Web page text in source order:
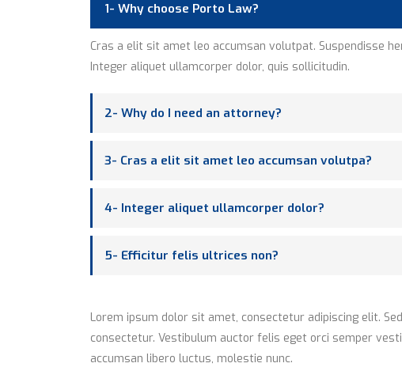
1- Why choose Porto Law?
Cras a elit sit amet leo accumsan volutpat. Suspendisse
Integer aliquet ullamcorper dolor, quis sollicitudin.
2- Why do I need an attorney?
3- Cras a elit sit amet leo accumsan volutpa?
4- Integer aliquet ullamcorper dolor?
5- Efficitur felis ultrices non?
Lorem ipsum dolor sit amet, consectetur adipiscing elit.
consectetur. Vestibulum auctor felis eget orci semper
accumsan libero luctus, molestie nunc.